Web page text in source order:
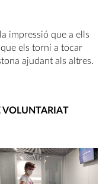
impressió que a ells
que els torni a tocar
ajudant als altres.
VOLUNTARIAT